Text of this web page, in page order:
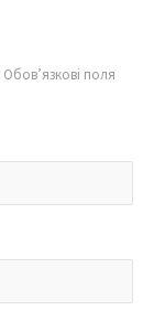
Обов’язкові поля